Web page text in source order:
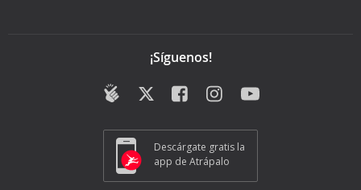
¡Síguenos!
Descárgate gratis la
app de Atrápalo